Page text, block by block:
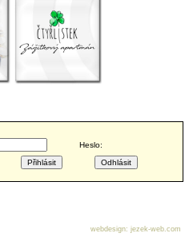
Heslo:
webdesign: jezek-web.com